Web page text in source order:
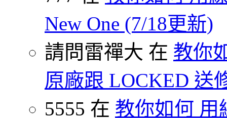
New One (7/18更新)
請問雷禪大 在 教你
原廠跟 LOCKED 送
5555 在 教你如何 用